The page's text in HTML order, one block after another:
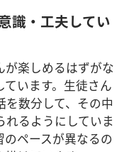
識・工夫してい
が楽しめるはずがな
います。生徒さん
数分して、その中
れるようにしていま
ペースが異なるの